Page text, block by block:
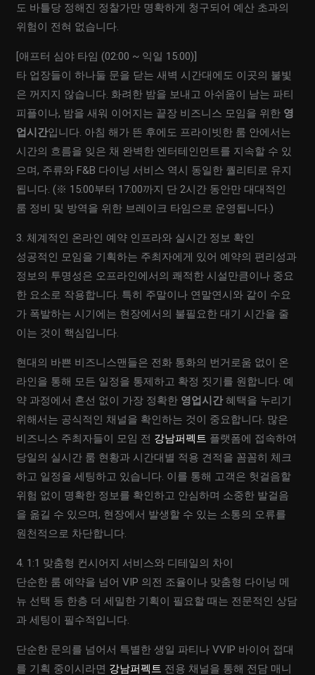
도 바틀당 정해진 정찰가만 명확하게 청구되어 예산 초과의
위험이 전혀 없습니다.
[애프터 심야 타임 (02:00 ~ 익일 15:00)]
타 업장들이 하나둘 문을 닫는 새벽 시간대에도 이곳의 불빛
은 꺼지지 않습니다. 화려한 밤을 보내고 아쉬움이 남는 파티
피플이나, 밤을 새워 이어지는 끝장 비즈니스 모임을 위한 영
업시간입니다. 아침 해가 뜬 후에도 프라이빗한 룸 안에서는
시간의 흐름을 잊은 채 완벽한 엔터테인먼트를 지속할 수 있
으며, 주류와 F&B 다이닝 서비스 역시 동일한 퀄리티로 유지
됩니다. (※ 15:00부터 17:00까지 단 2시간 동안만 대대적인
룸 정비 및 방역을 위한 브레이크 타임으로 운영됩니다.)
3. 체계적인 온라인 예약 인프라와 실시간 정보 확인
성공적인 모임을 기획하는 주최자에게 있어 예약의 편리성과
정보의 투명성은 오프라인에서의 쾌적한 시설만큼이나 중요
한 요소로 작용합니다. 특히 주말이나 연말연시와 같이 수요
가 폭발하는 시기에는 현장에서의 불필요한 대기 시간을 줄
이는 것이 핵심입니다.
현대의 바쁜 비즈니스맨들은 전화 통화의 번거로움 없이 온
라인을 통해 모든 일정을 통제하고 확정 짓기를 원합니다. 예
약 과정에서 혼선 없이 가장 정확한 영업시간혜택을 누리기
위해서는 공식적인 채널을 확인하는 것이 중요합니다. 많은
비즈니스 주최자들이 모임 전 강남퍼펙트 플랫폼에 접속하여
당일의 실시간 룸 현황과 시간대별 적용 견적을 꼼꼼히 체크
하고 일정을 세팅하고 있습니다. 이를 통해 고객은 헛걸음할
위험 없이 명확한 정보를 확인하고 안심하며 소중한 발걸음
을 옮길 수 있으며, 현장에서 발생할 수 있는 소통의 오류를
원천적으로 차단합니다.
4. 1:1 맞춤형 컨시어지 서비스와 디테일의 차이
단순한 룸 예약을 넘어 VIP 의전 조율이나 맞춤형 다이닝 메
뉴 선택 등 한층 더 세밀한 기획이 필요할 때는 전문적인 상담
과 세팅이 필수적입니다.
단순한 문의를 넘어서 특별한 생일 파티나 VVIP 바이어 접대
를 기획 중이시라면 강남퍼펙트 전용 채널을 통해 전담 매니